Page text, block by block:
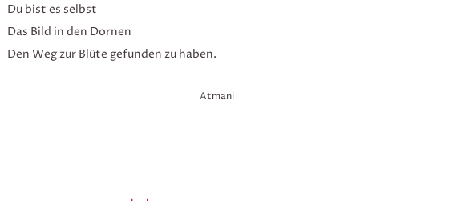
Du bist es selbst
Das Bild in den Dornen
Den Weg zur Blüte gefunden zu haben.
Atmani